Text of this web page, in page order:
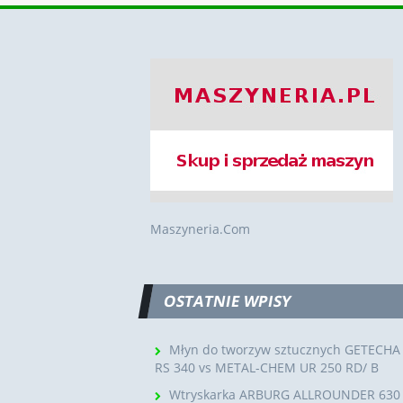
Maszyneria.Com
OSTATNIE WPISY
Młyn do tworzyw sztucznych GETECHA
RS 340 vs METAL-CHEM UR 250 RD/ B
Wtryskarka ARBURG ALLROUNDER 630